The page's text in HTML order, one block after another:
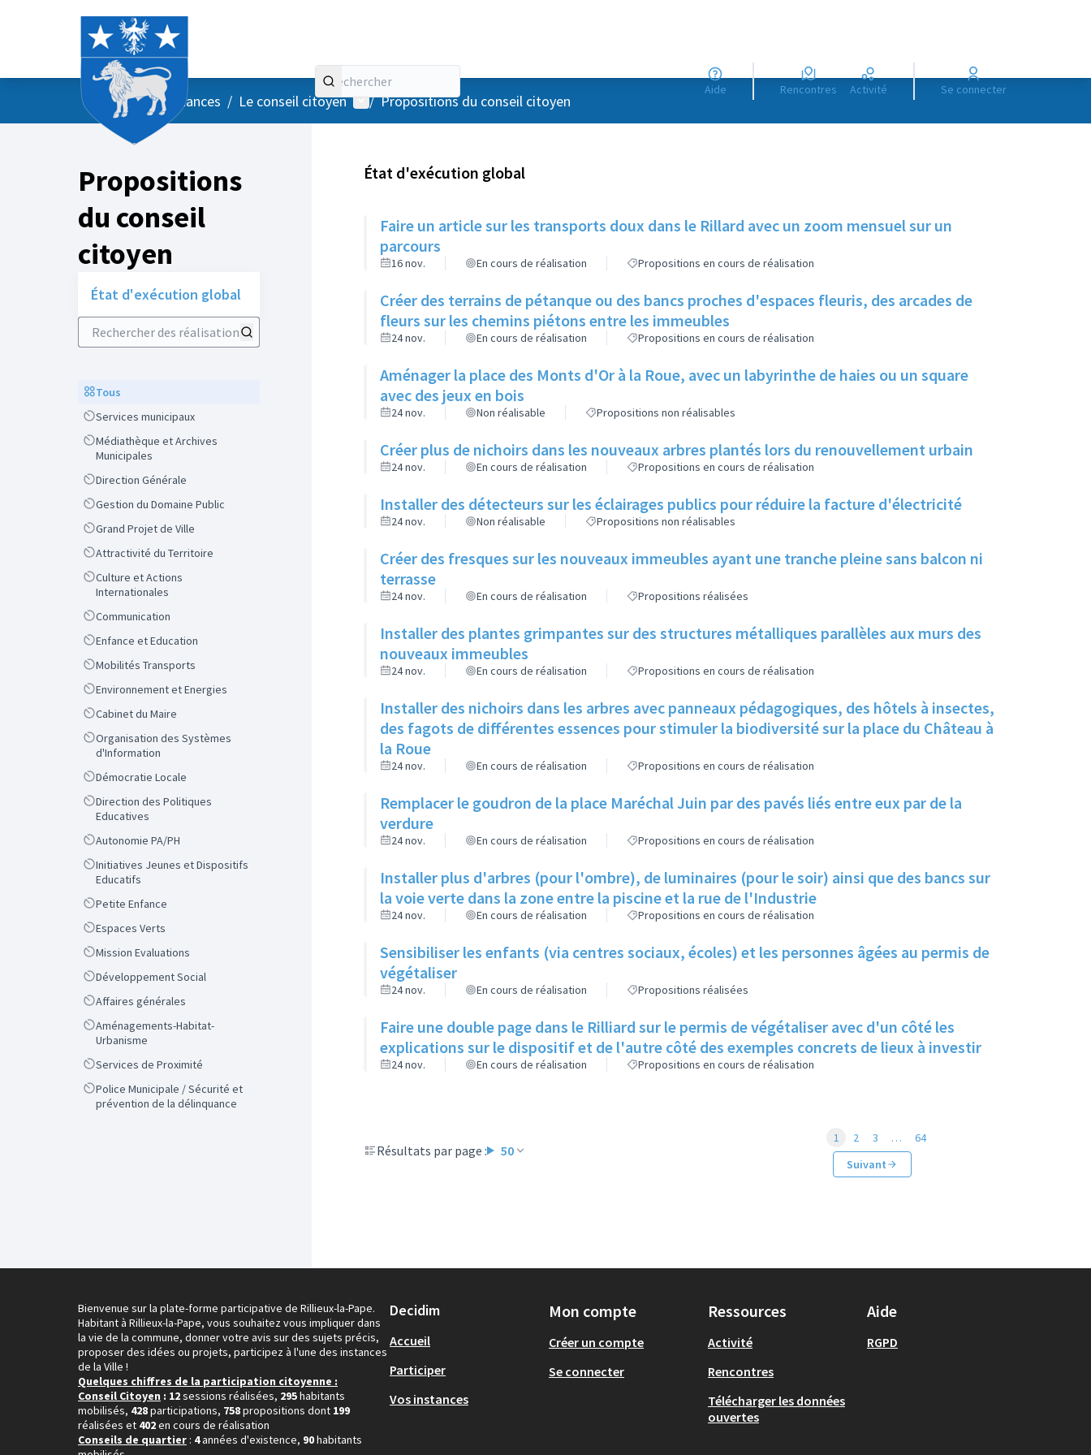
Aide Rencontres Activité Se connecter
AccueilMenu principal
/ Vos instances / Le conseil citoyen Menu utilisateur
/ Propositions du conseil citoyen
Propositions
du conseil
citoyen
État d'exécution global
Rechercher des réalisations
ScopeTous
ScopeServices municipaux
Scope
Médiathèque et Archives
Municipales
ScopeDirection Générale
ScopeGestion du Domaine Public
ScopeGrand Projet de Ville
ScopeAttractivité du Territoire
Scope
Culture et Actions
Internationales
ScopeCommunication
ScopeEnfance et Education
ScopeMobilités Transports
ScopeEnvironnement et Energies
ScopeCabinet du Maire
Scope
Organisation des Systèmes
d'Information
ScopeDémocratie Locale
Scope
Direction des Politiques
Educatives
ScopeAutonomie PA/PH
Scope
Initiatives Jeunes et Dispositifs
Educatifs
ScopePetite Enfance
ScopeEspaces Verts
ScopeMission Evaluations
ScopeDéveloppement Social
ScopeAffaires générales
Scope
Aménagements-Habitat-
Urbanisme
ScopeServices de Proximité
Scope
Police Municipale / Sécurité et
prévention de la délinquance
État d'exécution global
Faire un article sur les transports doux dans le Rillard avec un zoom mensuel sur un
parcours
16 nov. En cours de réalisation Propositions en cours de réalisation
Créer des terrains de pétanque ou des bancs proches d'espaces fleuris, des arcades de
fleurs sur les chemins piétons entre les immeubles
24 nov. En cours de réalisation Propositions en cours de réalisation
Aménager la place des Monts d'Or à la Roue, avec un labyrinthe de haies ou un square
avec des jeux en bois
24 nov. Non réalisable Propositions non réalisables
Créer plus de nichoirs dans les nouveaux arbres plantés lors du renouvellement urbain
24 nov. En cours de réalisation Propositions en cours de réalisation
Installer des détecteurs sur les éclairages publics pour réduire la facture d'électricité
24 nov. Non réalisable Propositions non réalisables
Créer des fresques sur les nouveaux immeubles ayant une tranche pleine sans balcon ni
terrasse
24 nov. En cours de réalisation Propositions réalisées
Installer des plantes grimpantes sur des structures métalliques parallèles aux murs des
nouveaux immeubles
24 nov. En cours de réalisation Propositions en cours de réalisation
Installer des nichoirs dans les arbres avec panneaux pédagogiques, des hôtels à insectes,
des fagots de différentes essences pour stimuler la biodiversité sur la place du Château à
la Roue
24 nov. En cours de réalisation Propositions en cours de réalisation
Remplacer le goudron de la place Maréchal Juin par des pavés liés entre eux par de la
verdure
24 nov. En cours de réalisation Propositions en cours de réalisation
Installer plus d'arbres (pour l'ombre), de luminaires (pour le soir) ainsi que des bancs sur
la voie verte dans la zone entre la piscine et la rue de l'Industrie
24 nov. En cours de réalisation Propositions en cours de réalisation
Sensibiliser les enfants (via centres sociaux, écoles) et les personnes âgées au permis de
végétaliser
24 nov. En cours de réalisation Propositions réalisées
Faire une double page dans le Rilliard sur le permis de végétaliser avec d'un côté les
explications sur le dispositif et de l'autre côté des exemples concrets de lieux à investir
24 nov. En cours de réalisation Propositions en cours de réalisation
Résultats par page : 50
1 2 3 …
64
Suivant
Bienvenue sur la plate-forme participative de Rillieux-la-Pape.
Habitant à Rillieux-la-Pape, vous souhaitez vous impliquer dans
la vie de la commune, donner votre avis sur des sujets précis,
proposer des idées ou projets, participez à l'une des instances
de la Ville !
Quelques chiffres de la participation citoyenne :
Conseil Citoyen : 12sessions réalisées, 295habitants
mobilisés, 428participations, 758propositions dont 199
réalisées et 402en cours de réalisation
Conseils de quartier : 4années d'existence, 90habitants
Decidim
Accueil
Participer
Vos instances
Mon compte
Créer un compte
Se connecter
Ressources
Activité
Rencontres
Télécharger les données
ouvertes
Aide
RGPD